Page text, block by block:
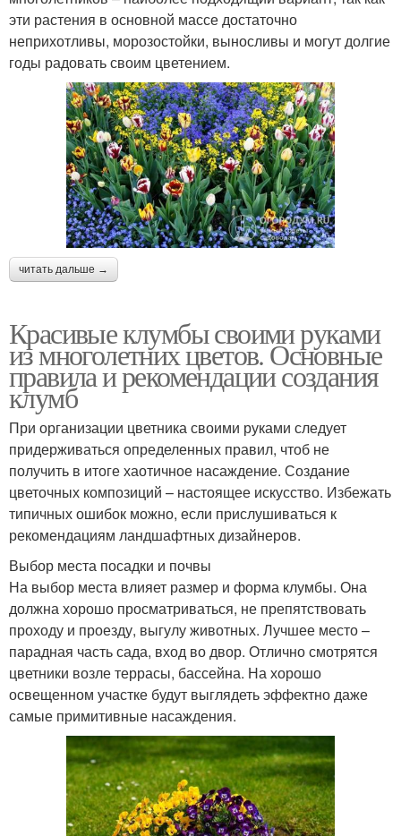
эти растения в основной массе достаточно
неприхотливы, морозостойки, выносливы и могут долгие
годы радовать своим цветением.
читать дальше →
Красивые клумбы своими руками
из многолетних цветов. Основные
правила и рекомендации создания
клумб
При организации цветника своими руками следует
придерживаться определенных правил, чтоб не
получить в итоге хаотичное насаждение. Создание
цветочных композиций – настоящее искусство. Избежать
типичных ошибок можно, если прислушиваться к
рекомендациям ландшафтных дизайнеров.
Выбор места посадки и почвы
На выбор места влияет размер и форма клумбы. Она
должна хорошо просматриваться, не препятствовать
проходу и проезду, выгулу животных. Лучшее место –
парадная часть сада, вход во двор. Отлично смотрятся
цветники возле террасы, бассейна. На хорошо
освещенном участке будут выглядеть эффектно даже
самые примитивные насаждения.